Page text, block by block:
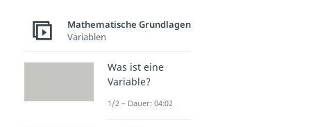
Klammern auflösen
Dauer: 04:31
Mathematische Grundlagen
Variablen
Was ist eine
Variable?
1/2 – Dauer: 04:02